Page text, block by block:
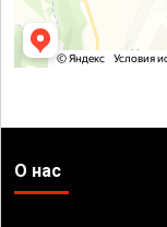
О нас